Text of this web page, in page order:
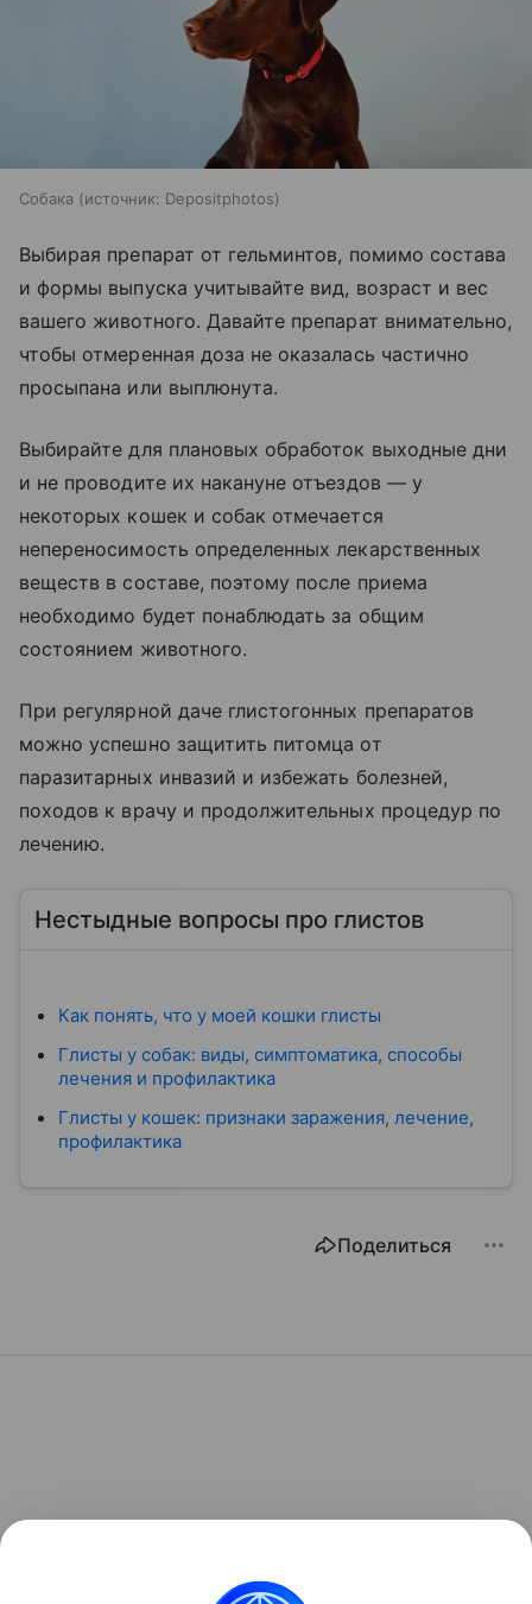
Собака источник: Depositphotos
Выбирая препарат от гельминтов, помимо состава
и формы выпуска учитывайте вид, возраст и вес
вашего животного. Давайте препарат внимательно,
чтобы отмеренная доза не оказалась частично
просыпана или выплюнута.
Выбирайте для плановых обработок выходные дни
и не проводите их накануне отъездов — у
некоторых кошек и собак отмечается
непереносимость определенных лекарственных
веществ в составе, поэтому после приема
необходимо будет понаблюдать за общим
состоянием животного.
При регулярной даче глистогонных препаратов
можно успешно защитить питомца от
паразитарных инвазий и избежать болезней,
походов к врачу и продолжительных процедур по
лечению.
Нестыдные вопросы про глистов
Как понять, что у моей кошки глисты
Глисты у собак: виды, симптоматика, способы
лечения и профилактика
Глисты у кошек: признаки заражения, лечение,
профилактика
Поделиться